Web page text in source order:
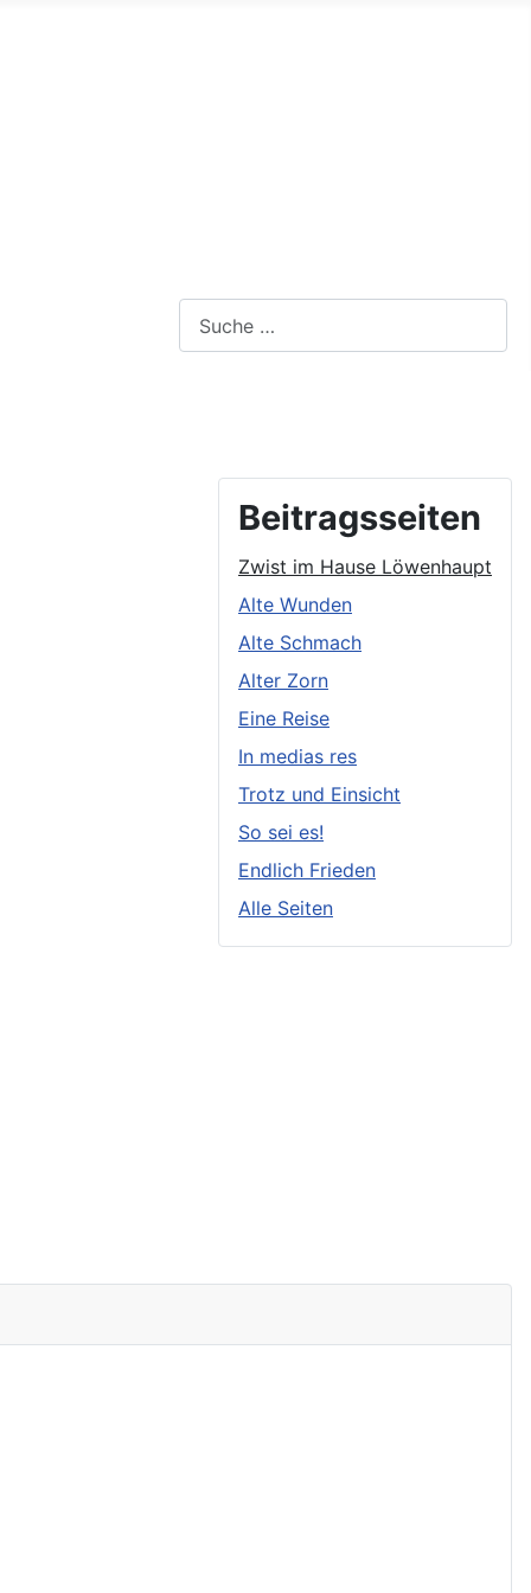
Beitragsseiten
Zwist im Hause Löwenhaupt
Alte Wunden
Alte Schmach
Alter Zorn
Eine Reise
In medias res
Trotz und Einsicht
So sei es!
Endlich Frieden
Alle Seiten